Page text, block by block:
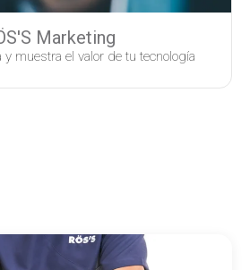
Marketing
muestra el valor de tu tecnología